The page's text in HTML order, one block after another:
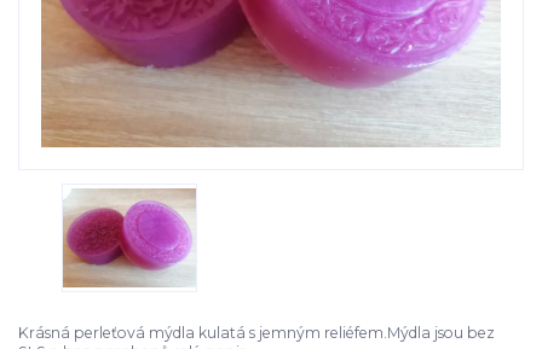
Krásná perleťová mýdla kulatá s jemným reliéfem.Mýdla jsou bez